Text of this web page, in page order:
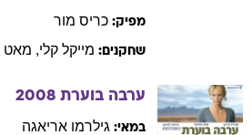
מפיק: כריס מור
שחקנים: מייקל קלי, מאט
ערבה בוערת 2008
במאי: גילרמו אריאגה